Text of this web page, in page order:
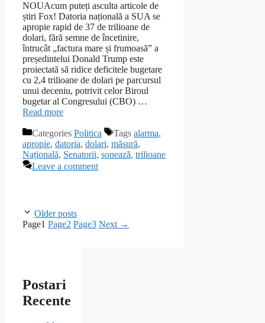
NOUAcum puteți asculta articole de
știri Fox! Datoria națională a SUA se
apropie rapid de 37 de trilioane de
dolari, fără semne de încetinire,
întrucât „factura mare și frumoasă” a
președintelui Donald Trump este
proiectată să ridice deficitele bugetare
cu 2,4 trilioane de dolari pe parcursul
unui deceniu, potrivit celor Biroul
bugetar al Congresului (CBO) …
Read more
Categories Politica Tags alarma,
apropie, datoria, dolari, măsură,
Națională, Senatorii, sonează, trilioane
Leave a comment
Older posts
Page1 Page2 Page3 Next →
Postari
Recente